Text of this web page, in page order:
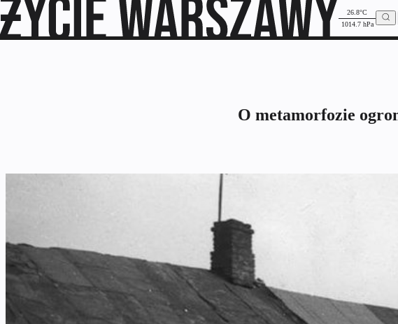
26.8°C
1014.7 hPa
O metamorfozie